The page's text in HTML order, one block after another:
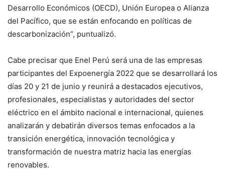
Desarrollo Económicos (OECD), Unión Europea o Alianza
del Pacífico, que se están enfocando en políticas de
descarbonización”, puntualizó.
Cabe precisar que Enel Perú será una de las empresas
participantes del Expoenergía 2022 que se desarrollará los
días 20 y 21 de junio y reunirá a destacados ejecutivos,
profesionales, especialistas y autoridades del sector
eléctrico en el ámbito nacional e internacional, quienes
analizarán y debatirán diversos temas enfocados a la
transición energética, innovación tecnológica y
transformación de nuestra matriz hacia las energías
renovables.